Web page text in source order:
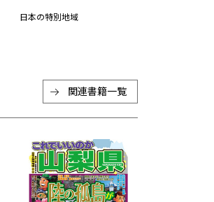
日本の特別地域
関連書籍一覧